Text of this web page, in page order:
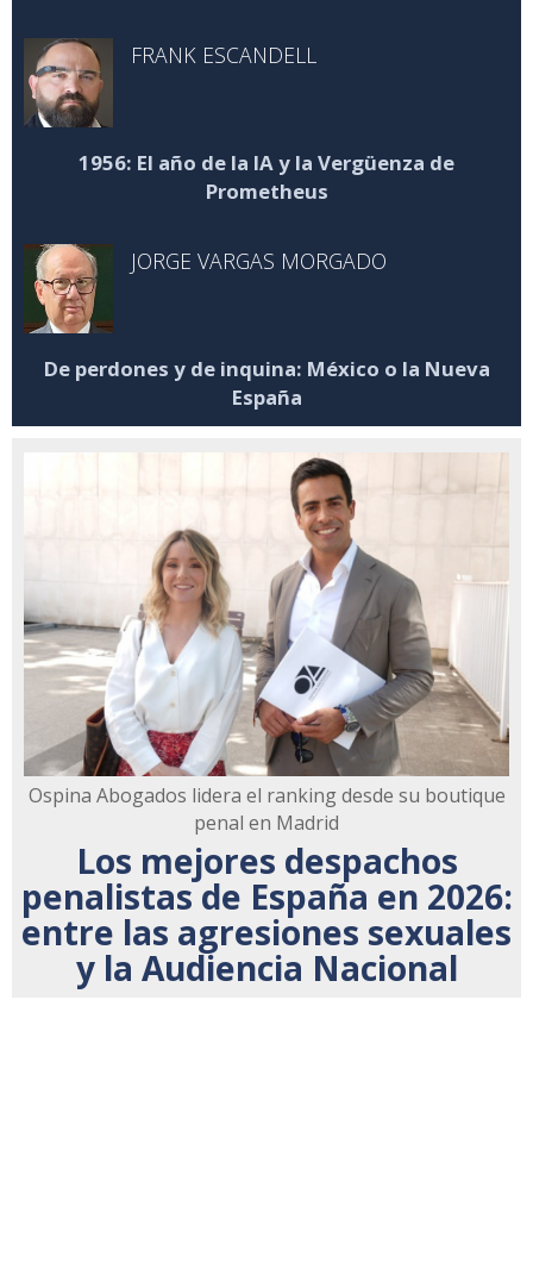
FRANK ESCANDELL
1956: El año de la IA y la Vergüenza de
Prometheus
JORGE VARGAS MORGADO
De perdones y de inquina: México o la Nueva
España
Ospina Abogados lidera el ranking desde su boutique
penal en Madrid
Los mejores despachos
penalistas de España en 2026:
entre las agresiones sexuales
y la Audiencia Nacional